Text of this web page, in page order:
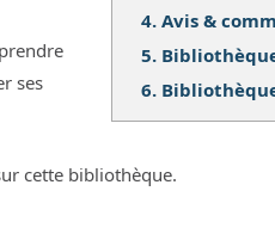
4. Avis &
5.
6.
ses
cette bibliothèque.